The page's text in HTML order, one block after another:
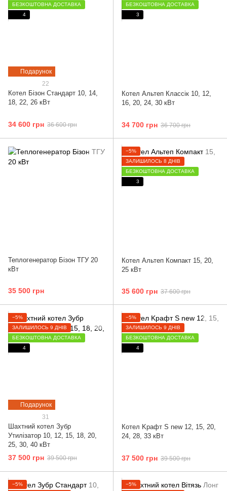
Подарунок
БЕЗКОШТОВНА ДОСТАВКА
4
22
Котел Бізон Cтандарт 10, 14,
18, 22, 26 кВт
34 600 грн 36 600 грн
БЕЗКОШТОВНА ДОСТАВКА
3
Котел Альтеп Классік 10, 12,
16, 20, 24, 30 кВт
34 700 грн 36 700 грн
Теплогенератор Бізон ТГУ 20
кВт
35 500 грн
−5%
ЗАЛИШИЛОСЬ 8 ДНІВ
БЕЗКОШТОВНА ДОСТАВКА
3
Котел Альтеп Компакт 15, 20,
25 кВт
35 600 грн 37 600 грн
Подарунок
−5%
ЗАЛИШИЛОСЬ 9 ДНІВ
БЕЗКОШТОВНА ДОСТАВКА
4
31
Шахтний котел Зубр
Утилізатор 10, 12, 15, 18, 20,
25, 30, 40 кВт
37 500 грн 39 500 грн
−5%
ЗАЛИШИЛОСЬ 9 ДНІВ
БЕЗКОШТОВНА ДОСТАВКА
4
Котел Kрафт S new 12, 15, 20,
24, 28, 33 кВт
37 500 грн 39 500 грн
−5%
−5%